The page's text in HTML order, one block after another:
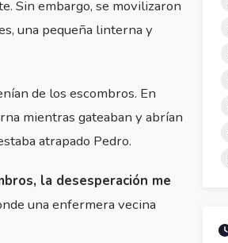
Sin embargo, se movilizaron
una pequeña linterna y
de los escombros. En
mientras gateaban y abrían
atrapado Pedro.
la desesperación me
una enfermera vecina